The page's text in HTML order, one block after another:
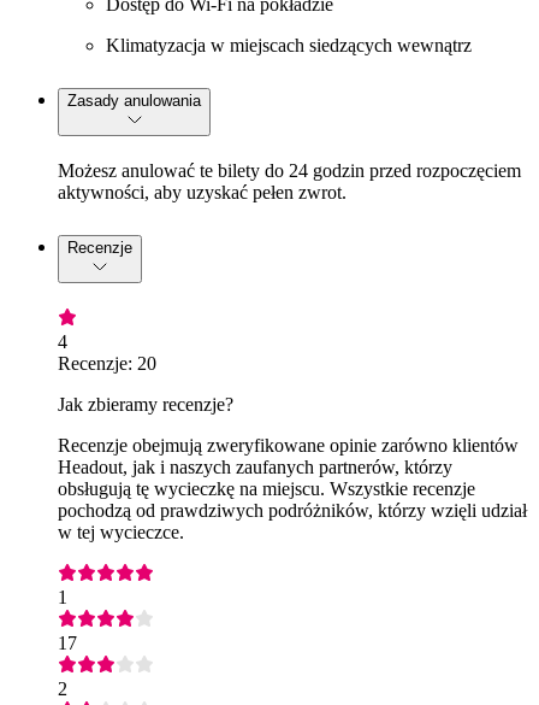
Dostęp do Wi-Fi na pokładzie
Klimatyzacja w miejscach siedzących wewnątrz
Zasady anulowania
Możesz anulować te bilety do 24 godzin przed rozpoczęciem
aktywności, aby uzyskać pełen zwrot.
Recenzje
4
Recenzje: 20
Jak zbieramy recenzje?
Recenzje obejmują zweryfikowane opinie zarówno klientów
Headout, jak i naszych zaufanych partnerów, którzy
obsługują tę wycieczkę na miejscu. Wszystkie recenzje
pochodzą od prawdziwych podróżników, którzy wzięli udział
w tej wycieczce.
1
17
2